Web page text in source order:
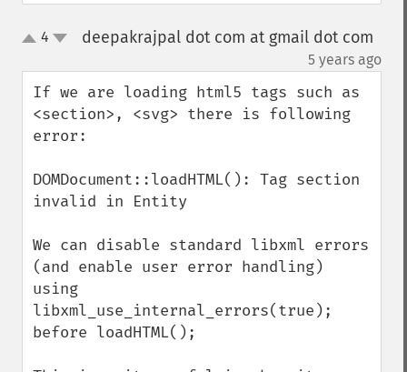
up4 deepakrajpal dot com at gmail dot com
5 years ago
If we are loading html5 tags such as
<section>, <svg> there is following
error:
DOMDocument::loadHTML(): Tag section
invalid in Entity
We can disable standard libxml errors
(and enable user error handling)
using
libxml_use_internal_errors(true);
before loadHTML();